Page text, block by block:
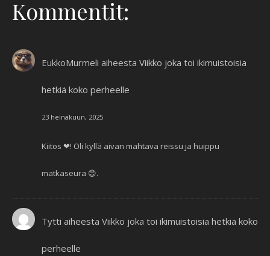
Kommentit:
EukkoMurmeli aiheesta Viikko joka toi ikimuistoisia
hetkiä koko perheelle
23 heinäkuun, 2025
Kiitos ❤! Oli kyllä aivan mahtava reissu ja huippu
matkaseura 😊.
Tytti aiheesta Viikko joka toi ikimuistoisia hetkiä koko
perheelle